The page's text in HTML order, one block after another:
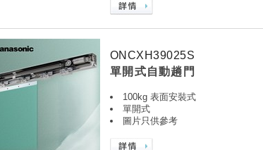
ONCXH39025S
單開式自動趟門
100kg 表面安裝式
單開式
圖片只供參考